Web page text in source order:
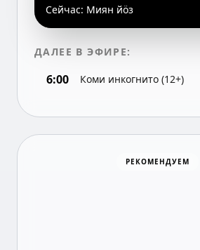
Сейчас: Миян йöз
ДАЛЕЕ В ЭФИРЕ:
6:00 Коми инкогнито (12+)
РЕКОМЕНДУЕМ
Хоккей